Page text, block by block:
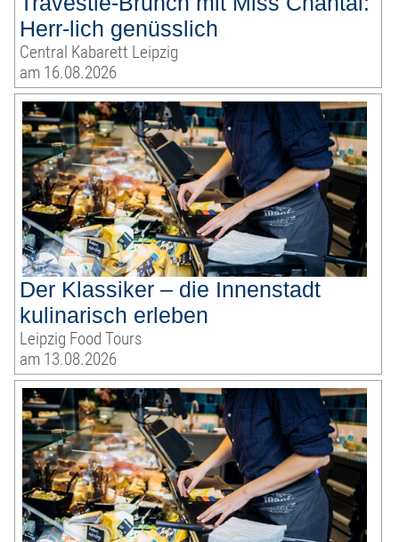
Herr-lich genüsslich
Central Kabarett Leipzig
am 16.08.2026
Der Klassiker – die Innenstadt
kulinarisch erleben
Leipzig Food Tours
am 13.08.2026